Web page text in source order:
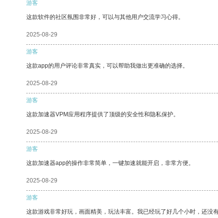
游客
这款软件的社区氛围非常好，可以与其他用户交流学习心得。
2025-08-29
游客
这款app的用户评论非常真实，可以帮助我做出更准确的选择。
2025-08-29
游客
这款加速器VPM应用程序提供了顶级的安全性和隐私保护。
2025-08-29
游客
这款加速器app的操作非常简单，一键加速就能开启，非常方便。
2025-08-29
游客
这款游戏非常好玩，画面精美，玩法丰富。我已经玩了好几个小时，还没